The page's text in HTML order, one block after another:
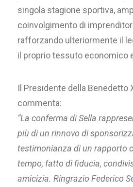
singola stagione sportiva,
coinvolgimento di
rafforzando ulteriormente il
il proprio tessuto economico
Il Presidente della Benedetto
commenta:
“La conferma di Sella
più di un rinnovo di
testimonianza di un rapporto
tempo, fatto di fiducia,
amicizia. Ringrazio Federico